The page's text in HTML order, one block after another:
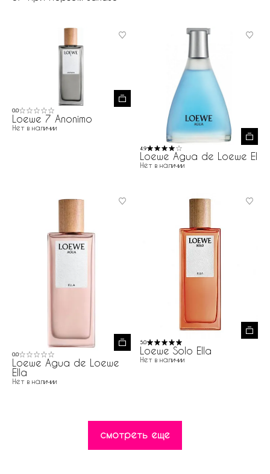
0.0
Loewe 7 Anonimo
Нет в наличии
4.9
Loewe Agua de Loewe El
Нет в наличии
0.0
Loewe Agua de Loewe
Ella
Нет в наличии
5.0
Loewe Solo Ella
Нет в наличии
смотреть еще